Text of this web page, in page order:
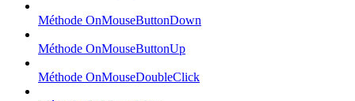
Méthode OnMouseButtonDown
Méthode OnMouseButtonUp
Méthode OnMouseDoubleClick